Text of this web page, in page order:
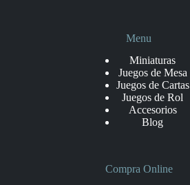
Menu
Miniaturas
Juegos de Mesa
Juegos de Cartas
Juegos de Rol
Accesorios
Blog
Compra Online